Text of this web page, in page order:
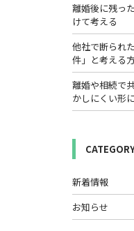
離婚後に残っ
けて考える
他社で断られ
件」と考える
離婚や相続で
かしにくい形
新着情報
お知らせ